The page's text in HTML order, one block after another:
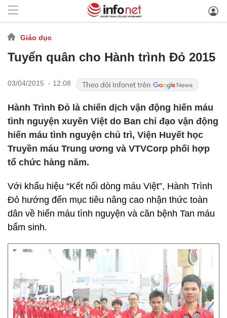
Giáo dục
Tuyển quân cho Hành trình Đỏ 2015
03/04/2015 - 12:08
Hành Trình Đỏ là chiến dịch vận động hiến máu
tình nguyện xuyên Việt do Ban chỉ đạo vận động
hiến máu tình nguyện chủ trì, Viện Huyết học
Truyền máu Trung ương và VTVCorp phối hợp
tổ chức hàng năm.
Với khẩu hiệu “Kết nối dòng máu Việt”, Hành Trình
Đỏ hướng đến mục tiêu nâng cao nhận thức toàn
dân về hiến máu tình nguyện và căn bệnh Tan máu
bẩm sinh.